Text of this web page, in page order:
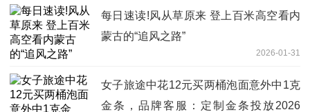
每日速读!风从草原来 登上百米高空看内
蒙古的“追风之路”
2026-01-31
女子旅途中花12元买两桶泡面意外中1克
金条，品牌客服：定制金条投放2026